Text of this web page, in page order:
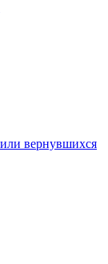
вернувшихся